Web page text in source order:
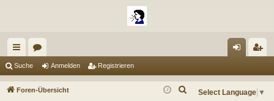
ch
ne en m ist
Suche Anmelden Registrieren
Foren-Übersicht Select Language ▼